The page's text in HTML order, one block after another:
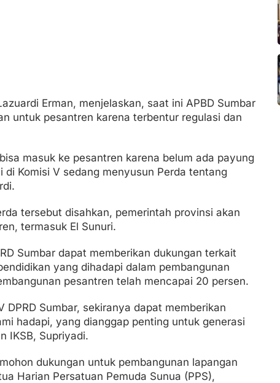
Erman, menjelaskan, saat ini APBD Sumbar
untuk pesantren karena terbentur regulasi dan
masuk ke pesantren karena belum ada payung
di Komisi V sedang menyusun Perda tentang
tersebut disahkan, pemerintah provinsi akan
termasuk El Sunuri.
Sumbar dapat memberikan dukungan terkait
yang dihadapi dalam pembangunan
pesantren telah mencapai 20 persen.
DPRD Sumbar, sekiranya dapat memberikan
hadapi, yang dianggap penting untuk generasi
IKSB, Supriyadi.
dukungan untuk pembangunan lapangan
Harian Persatuan Pemuda Sunua (PPS),